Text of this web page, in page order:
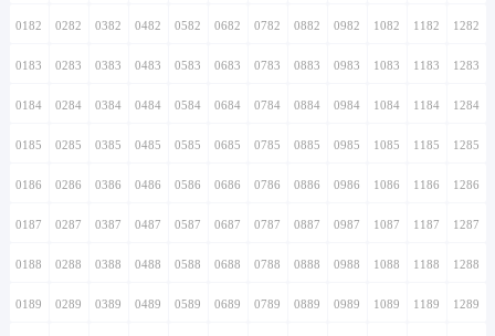
0182 0282 0382 0482 0582 0682 0782 0882 0982 1082 1182 1282
0183 0283 0383 0483 0583 0683 0783 0883 0983 1083 1183 1283
0184 0284 0384 0484 0584 0684 0784 0884 0984 1084 1184 1284
0185 0285 0385 0485 0585 0685 0785 0885 0985 1085 1185 1285
0186 0286 0386 0486 0586 0686 0786 0886 0986 1086 1186 1286
0187 0287 0387 0487 0587 0687 0787 0887 0987 1087 1187 1287
0188 0288 0388 0488 0588 0688 0788 0888 0988 1088 1188 1288
0189 0289 0389 0489 0589 0689 0789 0889 0989 1089 1189 1289